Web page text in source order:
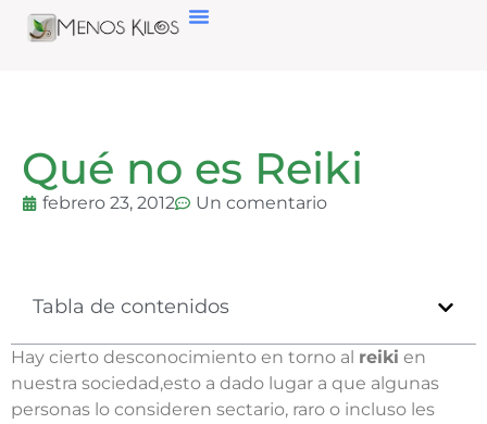
Qué no es Reiki
febrero 23, 2012 Un comentario
Tabla de contenidos
Hay cierto desconocimiento en torno al reiki en
nuestra sociedad,esto a dado lugar a que algunas
personas lo consideren sectario, raro o incluso les